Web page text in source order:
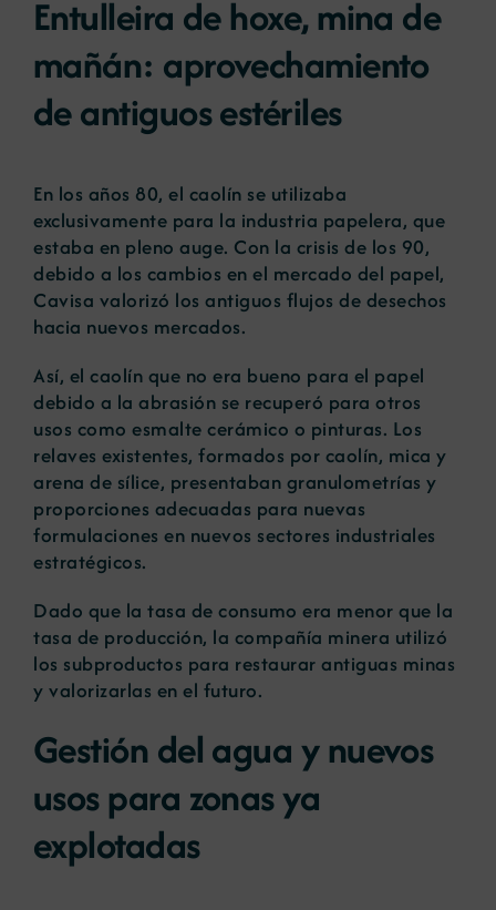
Entulleira de hoxe, mina de
mañán: aprovechamiento
de antiguos estériles
En los años 80, el caolín se utilizaba
exclusivamente para la industria papelera, que
estaba en pleno auge. Con la crisis de los 90,
debido a los cambios en el mercado del papel,
Cavisa valorizó los antiguos flujos de desechos
hacia nuevos mercados.
Así, el caolín que no era bueno para el papel
debido a la abrasión se recuperó para otros
usos como esmalte cerámico o pinturas. Los
relaves existentes, formados por caolín, mica y
arena de sílice, presentaban granulometrías y
proporciones adecuadas para nuevas
formulaciones en nuevos sectores industriales
estratégicos.
Dado que la tasa de consumo era menor que la
tasa de producción, la compañía minera utilizó
los subproductos para restaurar antiguas minas
y valorizarlas en el futuro.
Gestión del agua y nuevos
usos para zonas ya
explotadas